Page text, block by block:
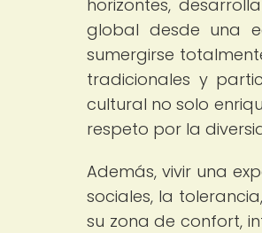
horizontes,
global desde una
sumergirse
tradicionales y
cultural no solo
respeto por la
Además, vivir una
sociales, la
su zona de confort,